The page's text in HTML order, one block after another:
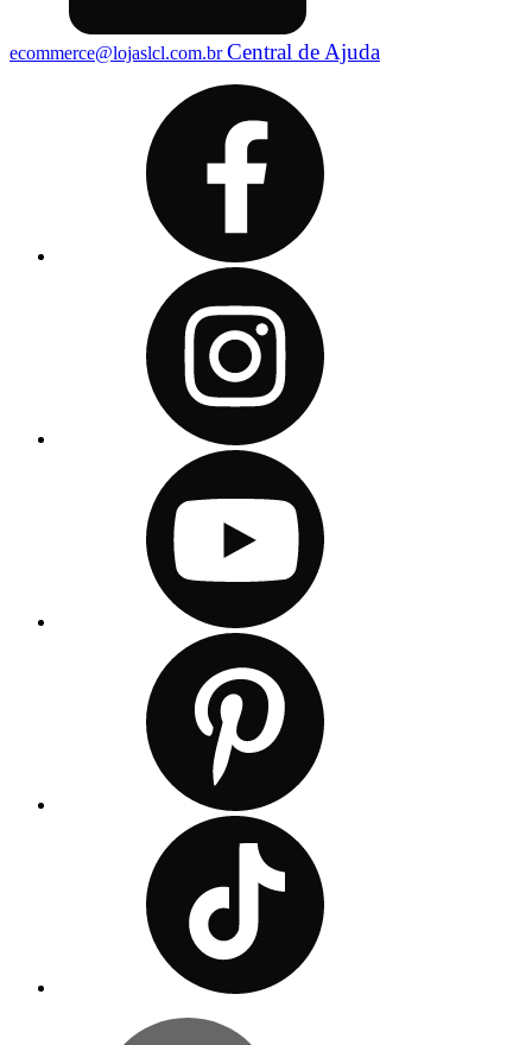
ecommerce@lojaslcl.com.brCentral de Ajuda